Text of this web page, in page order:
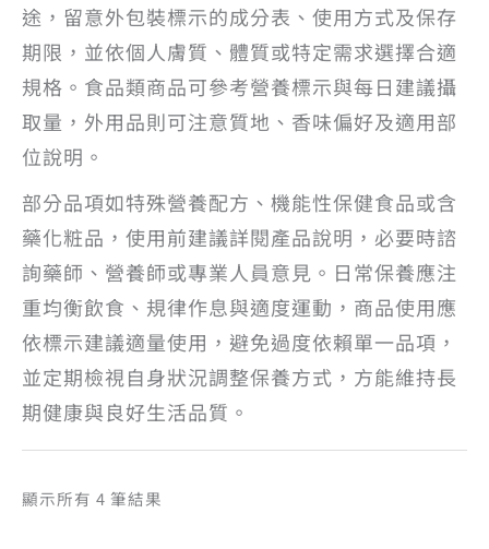
途，留意外包裝標示的成分表、使用方式及保存
期限，並依個人膚質、體質或特定需求選擇合適
規格。食品類商品可參考營養標示與每日建議攝
取量，外用品則可注意質地、香味偏好及適用部
位說明。
部分品項如特殊營養配方、機能性保健食品或含
藥化粧品，使用前建議詳閱產品說明，必要時諮
詢藥師、營養師或專業人員意見。日常保養應注
重均衡飲食、規律作息與適度運動，商品使用應
依標示建議適量使用，避免過度依賴單一品項，
並定期檢視自身狀況調整保養方式，方能維持長
期健康與良好生活品質。
顯示所有 4 筆結果